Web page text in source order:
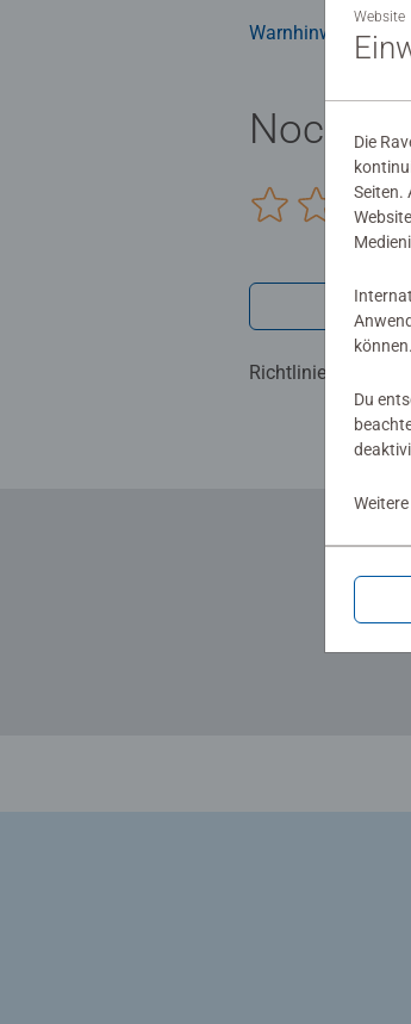
Warnhinweise und
Noch
Richtlinien für
Website
Die
Seiten.
können.
Du